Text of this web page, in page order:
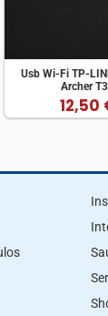
Usb Wi-Fi TP-
Archer
12,50